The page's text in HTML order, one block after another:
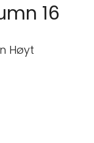
16
Høyt